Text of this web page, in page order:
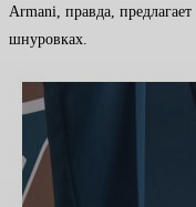
Armani, правда,
шнуровках.